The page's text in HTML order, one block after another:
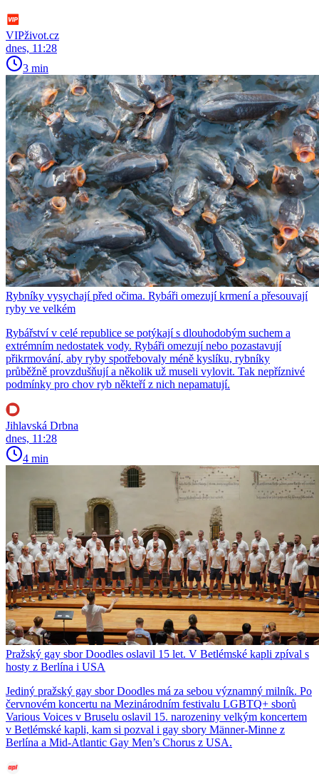
VIPživot.cz
dnes, 11:28
3 min
Rybníky vysychají před očima. Rybáři omezují krmení a přesouvají
ryby ve velkém
Rybářství v celé republice se potýkají s dlouhodobým suchem a
extrémním nedostatek vody. Rybáři omezují nebo pozastavují
přikrmování, aby ryby spotřebovaly méně kyslíku, rybníky
průběžně provzdušňují a několik už museli vylovit. Tak nepříznivé
podmínky pro chov ryb někteří z nich nepamatují.
Jihlavská Drbna
dnes, 11:28
4 min
Pražský gay sbor Doodles oslavil 15 let. V Betlémské kapli zpíval s
hosty z Berlína i USA
Jediný pražský gay sbor Doodles má za sebou významný milník. Po
červnovém koncertu na Mezinárodním festivalu LGBTQ+ sborů
Various Voices v Bruselu oslavil 15. narozeniny velkým koncertem
v Betlémské kapli, kam si pozval i gay sbory Männer-Minne z
Berlína a Mid-Atlantic Gay Men’s Chorus z USA.